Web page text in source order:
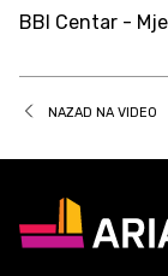
BBI Centar -
NAZAD NA VIDEO